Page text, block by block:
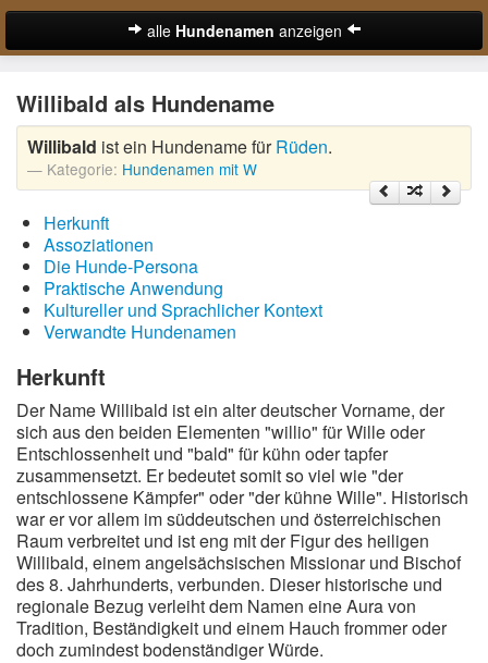
alle Hundenamen anzeigen
Hundenamen für Rüden
Hundenamen für Hündinnen
Beliebteste Hundenamen
Coole Hundenamen
Englische Hundenamen
Lustige Hundenamen
Süße Hundenamen
Hundenamen von A-Z:
A
B C D E F G H
I
J
K L M N O P Q
S
T U V W X Y Z
Willibald als Hundename
Willibald ist ein Hundename fürRüden.
Kategorie: Hundenamen mit W
Herkunft
Assoziationen
Die Hunde-Persona
Praktische Anwendung
Kultureller und Sprachlicher Kontext
Verwandte Hundenamen
Herkunft
Der Name Willibald ist ein alter deutscher Vorname, der
sich aus den beiden Elementen "willio" für Wille oder
Entschlossenheit und "bald" für kühn oder tapfer
zusammensetzt. Er bedeutet somit so viel wie "der
entschlossene Kämpfer" oder "der kühne Wille". Historisch
war er vor allem im süddeutschen und österreichischen
Raum verbreitet und ist eng mit der Figur des heiligen
Willibald, einem angelsächsischen Missionar und Bischof
des 8. Jahrhunderts, verbunden. Dieser historische und
regionale Bezug verleiht dem Namen eine Aura von
Tradition, Beständigkeit und einem Hauch frommer oder
doch zumindest bodenständiger Würde.